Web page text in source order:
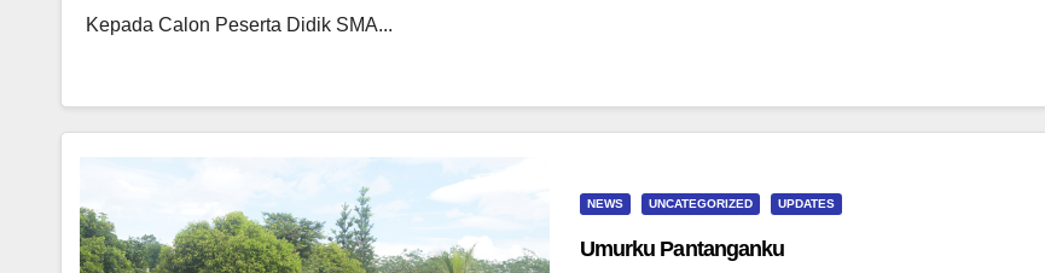
Kepada Calon Peserta Didik SMA...
NEWS UNCATEGORIZED UPDATES
Umurku Pantanganku